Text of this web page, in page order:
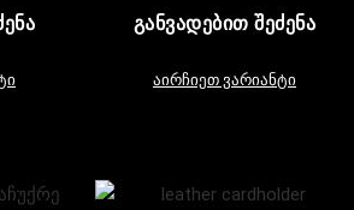
ᲒᲐᲜᲕᲐᲓᲔᲑᲘᲗ ᲨᲔᲫᲔᲜᲐ
აირჩიეთ ვარიანტი